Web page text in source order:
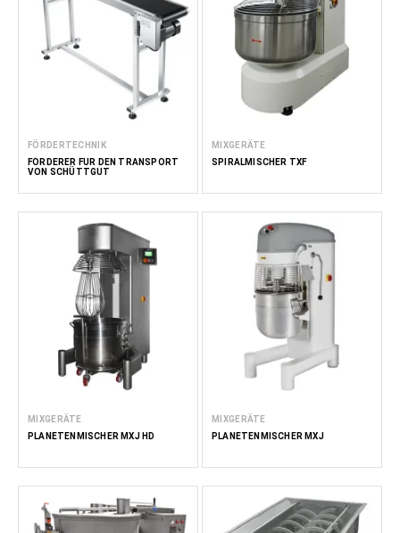
FÖRDERTECHNIK
FÖRDERER FÜR DEN TRANSPORT
VON SCHÜTTGUT
MIXGERÄTE
SPIRALMISCHER TXF
MIXGERÄTE
PLANETENMISCHER MXJ HD
MIXGERÄTE
PLANETENMISCHER MXJ